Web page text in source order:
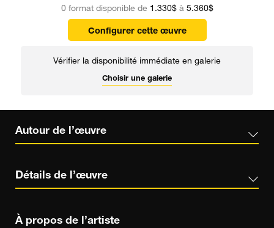
0 format disponible de 1.330$à 5.360$
Configurer cette œuvre
Vérifier la disponibilité immédiate en galerie
Choisir une galerie
Autour de l’œuvre
Détails de l’œuvre
À propos de l’artiste